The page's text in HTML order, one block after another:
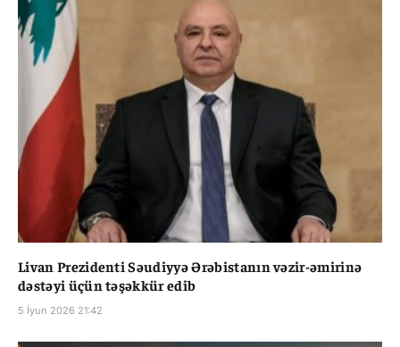
Livan Prezidenti Səudiyyə Ərəbistanın vəzir-əmirinə
dəstəyi üçün təşəkkür edib
5 İyun 2026 21:42